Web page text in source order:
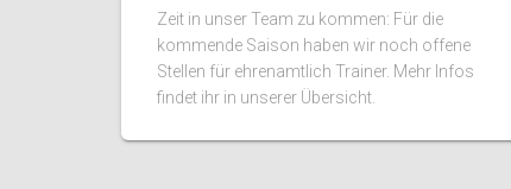
Zeit in unser Team zu kommen: Für die
kommende Saison haben wir noch offene
Stellen für ehrenamtlich Trainer. Mehr Infos
findet ihr in unserer Übersicht.